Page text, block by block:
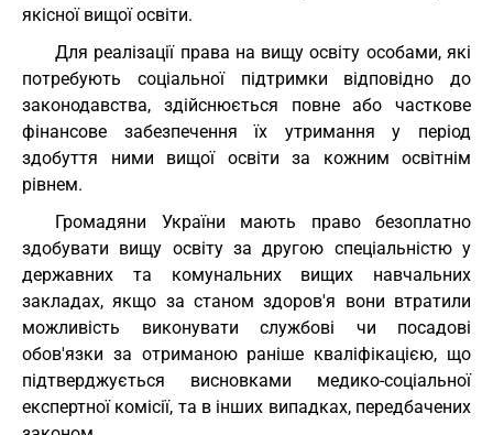
якісної вищої освіти.
Для реалізації права на вищу освіту особами, які
потребують соціальної підтримки відповідно до
законодавства, здійснюється повне або часткове
фінансове забезпечення їх утримання у період
здобуття ними вищої освіти за кожним освітнім
рівнем.
Громадяни України мають право безоплатно
здобувати вищу освіту за другою спеціальністю у
державних та комунальних вищих навчальних
закладах, якщо за станом здоров'я вони втратили
можливість виконувати службові чи посадові
обов'язки за отриманою раніше кваліфікацією, що
підтверджується висновками медико-соціальної
експертної комісії, та в інших випадках, передбачених